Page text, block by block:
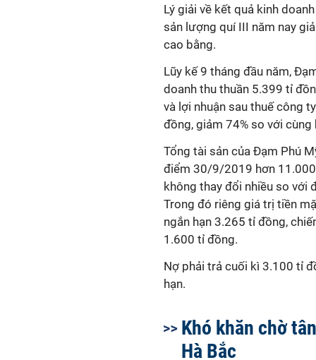
Lý giải về kết quả kinh
sản lượng quí III năm nay
cao bằng.
Lũy kế 9 tháng đầu năm,
doanh thu thuần 5.399 tỉ
và lợi nhuận sau thuế công
đồng, giảm 74% so với cùng
Tổng tài sản của Đạm Phú
điểm 30/9/2019 hơn
không thay đổi nhiều so với
Trong đó riêng giá trị tiền
ngắn hạn 3.265 tỉ đồng,
1.600 tỉ đồng.
Nợ phải trả cuối kì 3.100 tỉ
hạn.
Khó khăn chờ
Hà Bắc